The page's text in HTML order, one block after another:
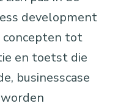
development
tot
en toetst die
businesscase